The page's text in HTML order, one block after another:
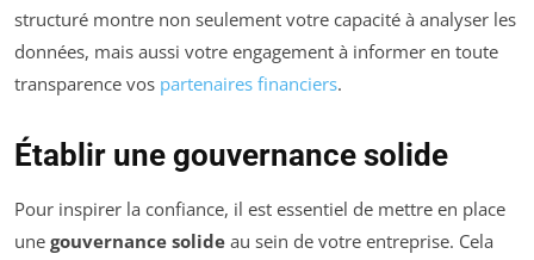
structuré montre non seulement votre capacité à analyser les
données, mais aussi votre engagement à informer en toute
transparence vos partenaires financiers.
Établir une gouvernance solide
Pour inspirer la confiance, il est essentiel de mettre en place
une gouvernance solide au sein de votre entreprise. Cela